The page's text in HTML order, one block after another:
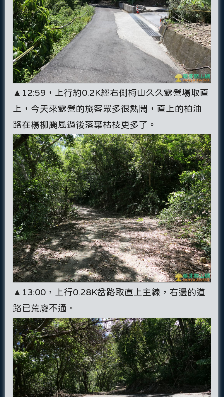
▲12:59，上行約0.2K經右側梅山久久露營場取直
上，今天來露營的旅客眾多很熱鬧，直上的柏油
路在楊柳颱風過後落葉枯枝更多了。
▲13:00，上行0.28K岔路取直上主線，右邊的道
路已荒廢不通。